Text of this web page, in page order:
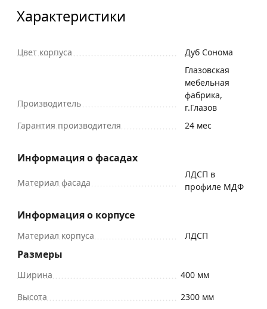
Характеристики
Цвет корпуса Дуб Сонома
Производитель
Глазовская
мебельная
фабрика,
г.Глазов
Гарантия производителя
24 мес
Информация о фасадах
Материал фасада
ЛДСП в
профиле МДФ
Информация о корпусе
Материал корпуса ЛДСП
Размеры
Ширина
400 мм
Высота
2300 мм